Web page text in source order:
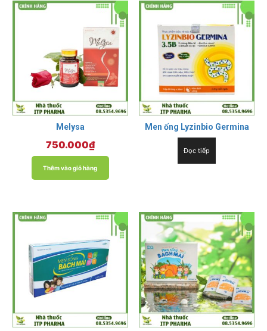
Melysa
750.000₫
Thêm vào giỏ hàng
Men ống Lyzinbio Germina
Đọc tiếp